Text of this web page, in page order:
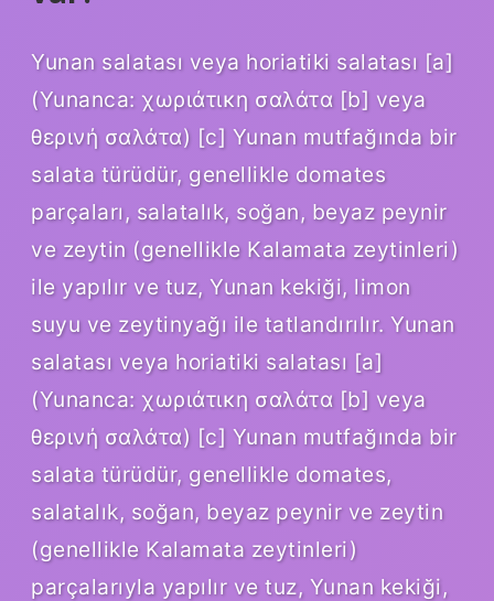
Yunan salatası veya horiatiki salatası [a]
(Yunanca: χωριάτικη σαλάτα [b] veya
θερινή σαλάτα) [c] Yunan mutfağında bir
salata türüdür, genellikle domates
parçaları, salatalık, soğan, beyaz peynir
ve zeytin (genellikle Kalamata zeytinleri)
ile yapılır ve tuz, Yunan kekiği, limon
suyu ve zeytinyağı ile tatlandırılır. Yunan
salatası veya horiatiki salatası [a]
(Yunanca: χωριάτικη σαλάτα [b] veya
θερινή σαλάτα) [c] Yunan mutfağında bir
salata türüdür, genellikle domates,
salatalık, soğan, beyaz peynir ve zeytin
(genellikle Kalamata zeytinleri)
parçalarıyla yapılır ve tuz, Yunan kekiği,